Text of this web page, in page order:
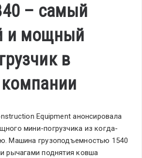
– самый
и мощный
в
Equipment анонсировала
мини-погрузчика из когда-
Машина грузоподъемностью 1540
рычагами поднятия ковша